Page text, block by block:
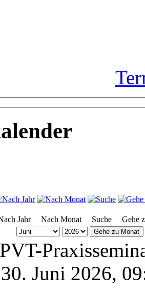
Jahr Nach Monat Suche Gehe
Gehe zu Monat
Juni 2026,